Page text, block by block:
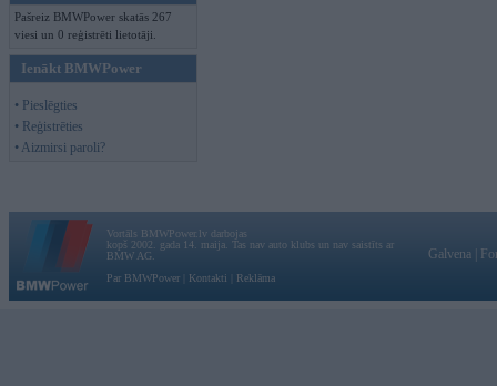
Pašreiz BMWPower skatās 267
viesi un 0 reģistrēti lietotāji.
Ienākt BMWPower
• Pieslēgties
• Reģistrēties
• Aizmirsi paroli?
Vortāls BMWPower.lv darbojas
kopš 2002. gada 14. maija. Tas nav auto klubs un nav saistīts ar
BMW AG.
Par BMWPower
Kontakti Reklāma
Galvena